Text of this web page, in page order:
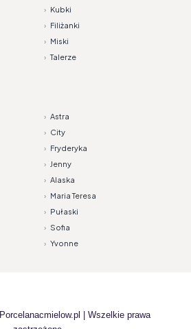
› Kubki
› Filiżanki
› Miski
› Talerze
› Astra
› City
› Fryderyka
› Jenny
› Alaska
› Maria Teresa
› Pułaski
› Sofia
› Yvonne
Porcelanacmielow.pl
| Wszelkie prawa